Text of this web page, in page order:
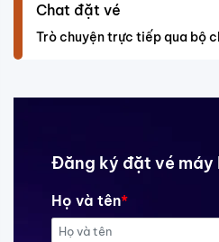
Chat đặt vé
Trò chuyện trực tiếp qua bộ
Đăng ký đặt vé máy
Họ và tên*